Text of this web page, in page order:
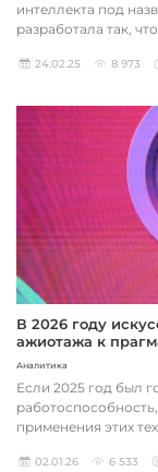
интеллекта под
разработала так,
24.02.25 8 973
В 2026 году
ажиотажа к
Аналитика
Если 2025 год был
применения этих
02.01.26 6 533